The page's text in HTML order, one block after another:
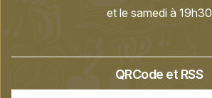
et le samedi à 19h30
QRCode et RSS